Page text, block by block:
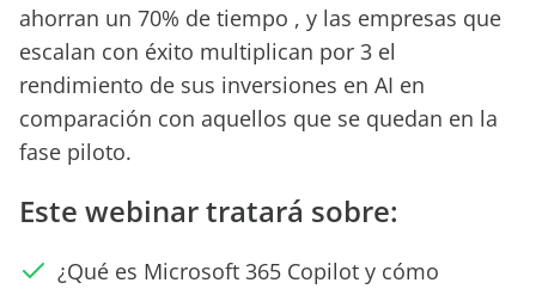
ahorran un 70% de tiempo , y las empresas que
escalan con éxito multiplican por 3 el
rendimiento de sus inversiones en AI en
comparación con aquellos que se quedan en la
fase piloto.
Este webinar tratará sobre:
¿Qué es Microsoft 365 Copilot y cómo